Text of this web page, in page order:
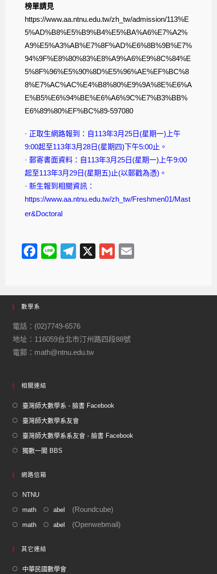
榜單請見
https://www.aa.ntnu.edu.tw/zh_tw/admission/113%E
5%AD%B8%E5%B9%B4%E5%BA%A6%E7%A2%
A9%E5%A3%AB%E7%8F%AD%E6%8B%9B%E7%
94%9F%E8%80%83%E8%A9%A6%E9%8C%84%E
5%8F%96%E5%90%8D%E5%96%AE%EF%BC%8
8%E7%AC%AC%E4%B8%80%E9%9A%8E%E6%A
E%B5%E6%94%BE%E6%A6%9C%E7%B3%BB%
E6%89%80%EF%BC%89-597080
· 正取生網路報到：自113年3月25日(星期一)上午
9:00起至113年3月28日(星期四)下午5:00止。
· 郵寄書面資料：自113年3月25日(星期一)上午9:00
起至113年3月29日(星期五)止(以郵戳為憑)。
· 新生報到相關資訊：
https://www.aa.ntnu.edu.tw/zh_tw/Freshmen01/Mast
er&Doctoral
F
e
b
o
o
k
Li
T
gr
m
X
G
數學系
電話：(02)7749-6576
地址：116059台北市汀州路四段88號
電郵：math@ntnu.edu.tw
相關連結
臺灣師大數學系 - 臉書 Facebook
臺灣師大數學系友會
臺灣師大數學系系友會 - 臉書 Facebook
獨數一閣 BBS
網路信箱
NTNU
math abel (Roundcube)
math abel (Openwebmail)
其它連結
中華民國數學會